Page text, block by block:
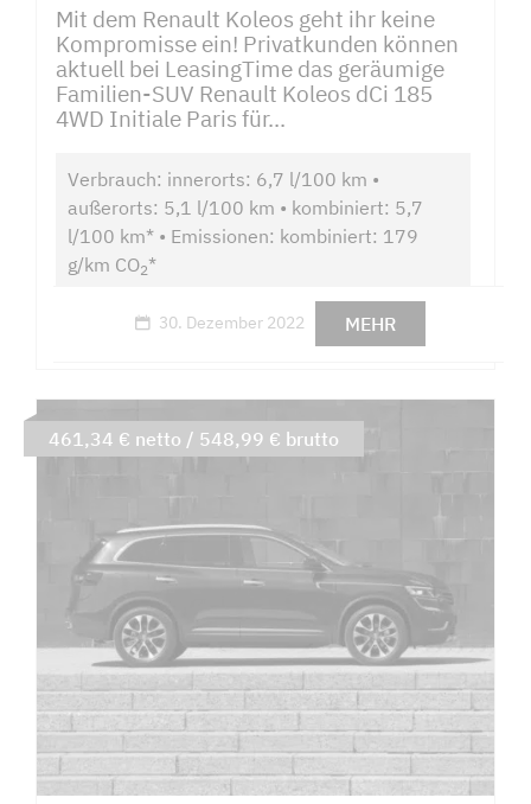
Mit dem Renault Koleos geht ihr keine
Kompromisse ein! Privatkunden können
aktuell bei LeasingTime das geräumige
Familien-SUV Renault Koleos dCi 185
4WD Initiale Paris für...
Verbrauch: innerorts: 6,7 l/100 km •
außerorts: 5,1 l/100 km • kombiniert: 5,7
l/100 km* • Emissionen: kombiniert: 179
g/km CO2*
30. Dezember 2022 MEHR
461,34 € netto / 548,99 € brutto